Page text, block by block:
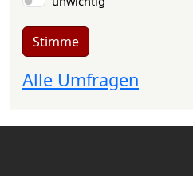
Stimme
Alle Umfragen